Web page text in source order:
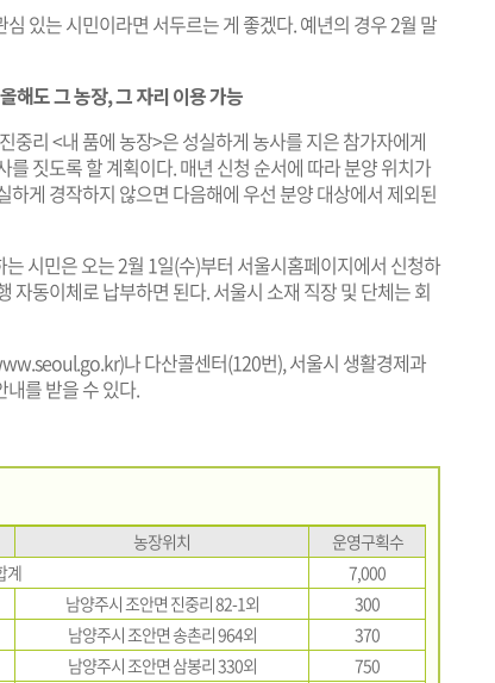
있는 시민이라면 서두르는 게 좋겠다. 예년의 경우 2월 말
해도 그 농장, 그 자리 이용 가능
중리 <내 품에 농장>은 성실하게 농사를 지은 참가자에게
짓도록 할 계획이다. 매년 신청 순서에 따라 분양 위치가
게 경작하지 않으면 다음해에 우선 분양 대상에서 제외된
시민은 오는 2월 1일(수)부터 서울시홈페이지에서 신청하
자동이체로 납부하면 된다. 서울시 소재 직장 및 단체는 회
)나 다산콜센터(120번), 서울시 생활경제과
를 받을 수 있다.
농장위치
운영구획수
계
7,000
남양주시 조안면 진중리 82-1외
300
남양주시 조안면 송촌리 964외
370
남양주시 조안면 삼봉리 330외
750